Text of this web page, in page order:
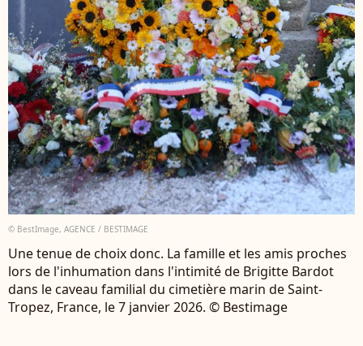
© BestImage, AGENCE / BESTIMAGE
Une tenue de choix donc. La famille et les amis proches
lors de l'inhumation dans l'intimité de Brigitte Bardot
dans le caveau familial du cimetière marin de Saint-
Tropez, France, le 7 janvier 2026. © Bestimage